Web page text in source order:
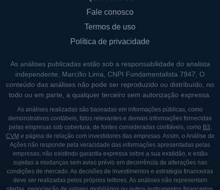
Fale conosco
Termos de uso
Política de privacidade
As análises publicadas estão sob a responsabilidade do analista
independente, Marcílio Lima, CNPI Fundamentalista 7947. O
conteúdo das análises não pode ser reproduzido ou distribuído, no
todo ou em parte, a qualquer terceiro sem autorização expressa.
As análises realizadas são baseadas em informações públicas, como
demonstrativos contábeis, fatos relevantes e demais informações fornecidas
pelas empresas sob cobertura, de fontes consideradas confiáveis, como B3,
CVM e página de relação com investidores das empresas. Assim, o Análise de
Ações não responde pela veracidade das informações apresentadas pelas
empresas, não existindo garantia expressa sobre a sua exatidão, e estão
sujeitas a mudanças sem aviso prévio em decorrência de alterações nas
condições de mercado. As decisões de investimentos e estratégia financeiras
deve ser realizadas pelos próprios leitores. As análises não representam